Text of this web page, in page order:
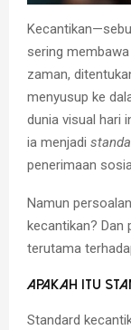
sering
zaman,
menyusup ke
dunia visual hari
ia menjadi
penerimaan
Namun
kecantikan? Dan
terutama
Apakah Itu
Standard